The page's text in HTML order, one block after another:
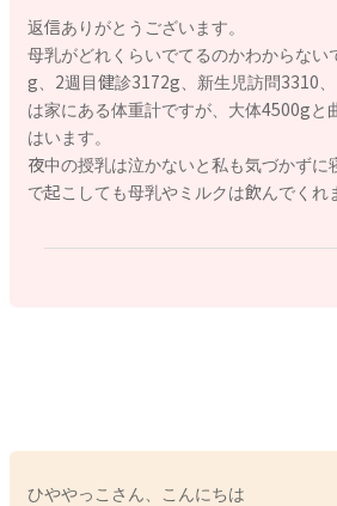
どこかで体重のチェックをしてもらって
す。
予防接種の時にも相談をされてみるのも
よかったら参考になさってみてください。
どうぞよろしくお願いします。
返信ありがとうございます。
母乳がどれくらいでてるのかわからない
g、2週目健診3172g、新生児訪問3310
は家にある体重計ですが、大体4500gと
はいます。
夜中の授乳は泣かないと私も気づかずに
で起こしても母乳やミルクは飲んでくれ
ひややっこさん、こんにちは